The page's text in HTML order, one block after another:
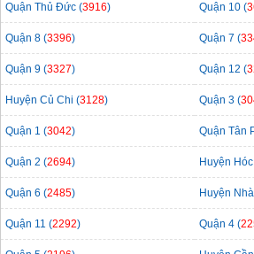
Quận Thủ Đức (3916) Quận 10 (
Quận 8 (3396) Quận 7 (
Quận 9 (3327) Quận 12 (
Huyện Củ Chi (3128) Quận 3 (
Quận 1 (3042) Quận Tân
Quận 2 (2694) Huyện
Quận 6 (2485) Huyện
Quận 11 (2292) Quận 4 (